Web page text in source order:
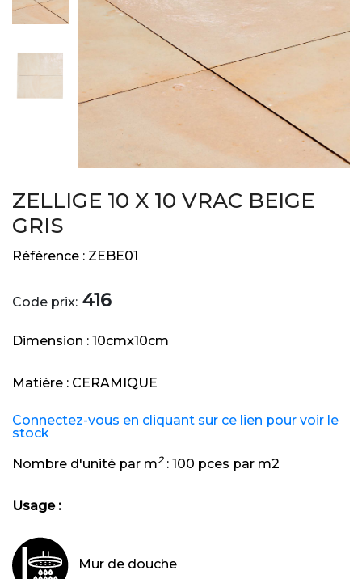
ZELLIGE 10 X 10 VRAC BEIGE
GRIS
Référence : ZEBE01
Code prix: 416
Dimension : 10cmx10cm
Matière : CERAMIQUE
Connectez-vous en cliquant sur ce lien pour voir le
stock
Nombre d'unité par m2: 100 pces par m2
Usage :
Mur de douche